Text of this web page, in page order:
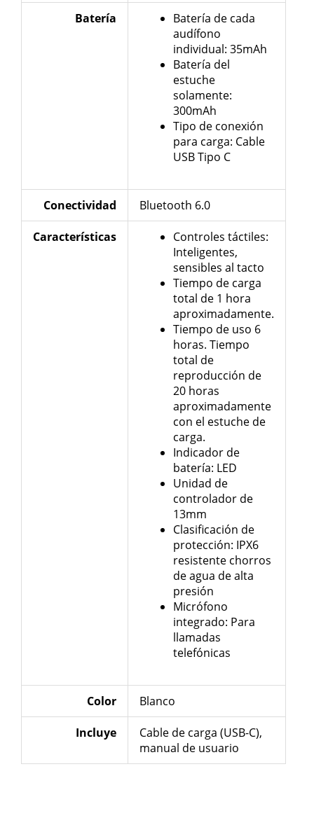
Batería
Batería de cada
audífono
individual: 35mAh
Batería del
estuche
solamente:
300mAh
Tipo de conexión
para carga: Cable
USB Tipo C
Conectividad Bluetooth 6.0
Características
Controles táctiles:
Inteligentes,
sensibles al tacto
Tiempo de carga
total de 1 hora
aproximadamente.
Tiempo de uso 6
horas. Tiempo
total de
reproducción de
20 horas
aproximadamente
con el estuche de
carga.
Indicador de
batería: LED
Unidad de
controlador de
13mm
Clasificación de
protección: IPX6
resistente chorros
de agua de alta
presión
Micrófono
integrado: Para
llamadas
telefónicas
Color Blanco
Incluye
Cable de carga (USB-C),
manual de usuario